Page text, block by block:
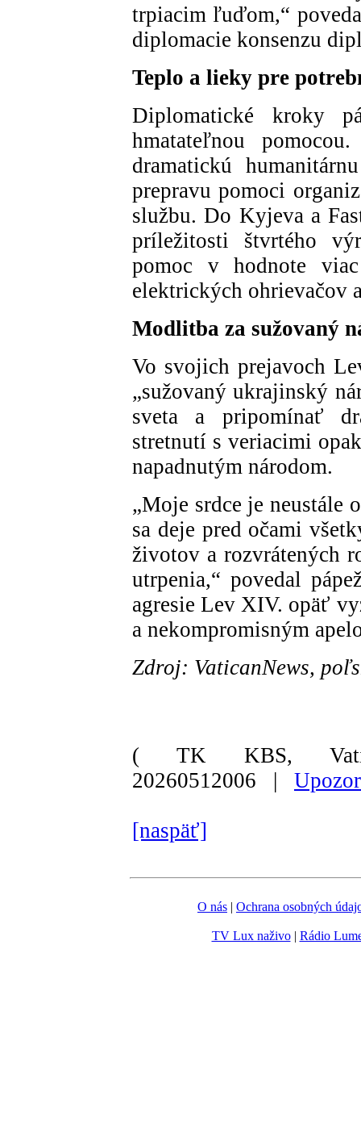
trpiacim ľuďom,“
diplomacie konsenzu
Teplo a lieky pre
Diplomatické kroky
hmatateľnou
dramatickú
prepravu pomoci
službu. Do Kyjeva a
príležitosti štvrtého
pomoc v hodnote
elektrických ohrievačov
Modlitba za sužovaný
Vo svojich prejavoch
„sužovaný ukrajinský
sveta a pripomínať
stretnutí s veriacimi
napadnutým národom.
„Moje srdce je neustále
sa deje pred očami
životov a rozvrátených
utrpenia,“ povedal
agresie Lev XIV. opäť
a nekompromisným
Zdroj: VaticanNews,
( TK KBS,
20260512006 |
[naspäť]
O nás | Ochrana osobných
TV Lux naživo| Rádio